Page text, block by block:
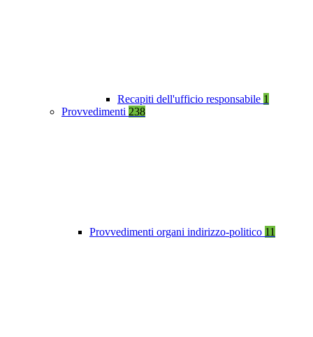
Recapiti dell'ufficio responsabile 1
Provvedimenti 238
Provvedimenti organi indirizzo-politico 11